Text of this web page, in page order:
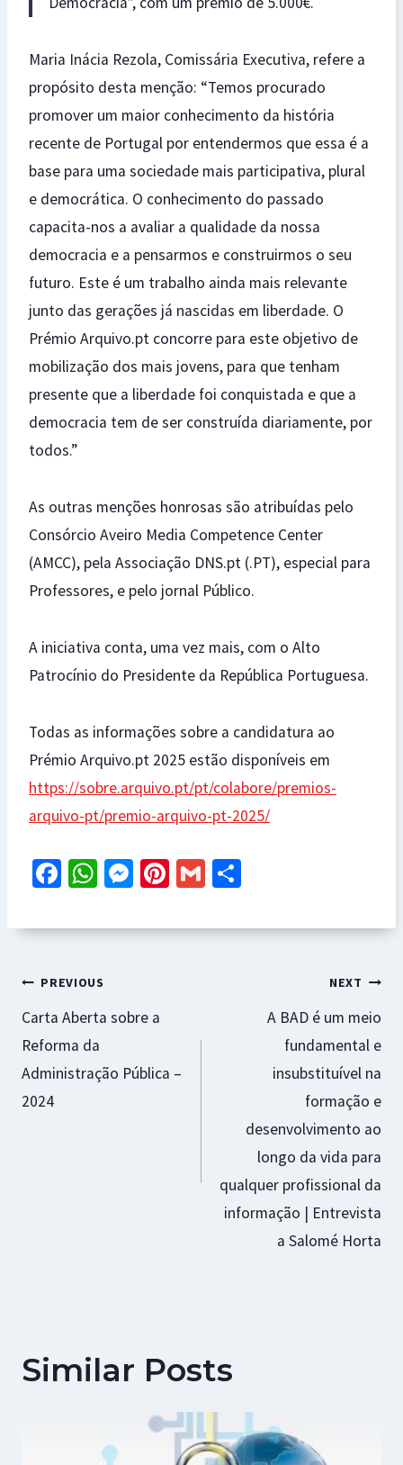
Maria Inácia Rezola, Comissária Executiva, refere a
propósito desta menção: “Temos procurado
promover um maior conhecimento da história
recente de Portugal por entendermos que essa é a
base para uma sociedade mais participativa, plural
e democrática. O conhecimento do passado
capacita-nos a avaliar a qualidade da nossa
democracia e a pensarmos e construirmos o seu
futuro. Este é um trabalho ainda mais relevante
junto das gerações já nascidas em liberdade. O
Prémio Arquivo.pt concorre para este objetivo de
mobilização dos mais jovens, para que tenham
presente que a liberdade foi conquistada e que a
democracia tem de ser construída diariamente, por
todos.”
As outras menções honrosas são atribuídas pelo
Consórcio Aveiro Media Competence Center
(AMCC), pela Associação DNS.pt (.PT), especial para
Professores, e pelo jornal Público.
A iniciativa conta, uma vez mais, com o Alto
Patrocínio do Presidente da República Portuguesa.
Todas as informações sobre a candidatura ao
Prémio Arquivo.pt 2025 estão disponíveis em
https://sobre.arquivo.pt/pt/colabore/premios-
arquivo-pt/premio-arquivo-pt-2025/
Fa
b
o
k
W
at
p
p
M
se
r
Pi
er
G
ai ar
Navegação
de
artigos
PREVIOUS
Carta Aberta sobre a
Reforma da
Administração Pública –
2024
NEXT
A BAD é um meio
fundamental e
insubstituível na
formação e
desenvolvimento ao
longo da vida para
qualquer profissional da
informação | Entrevista
a Salomé Horta
Similar Posts